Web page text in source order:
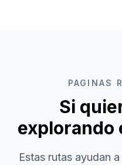
PAGINAS
Si
explorando
Estas rutas ayudan